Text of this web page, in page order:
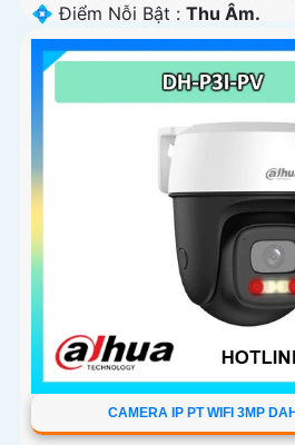
️💠 Điểm Nỗi Bật : Thu Âm.
CAMERA IP PT WIFI 3MP